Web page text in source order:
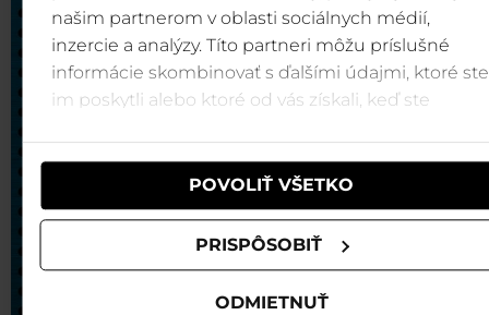
našim partnerom v oblasti sociálnych médií,
inzercie a analýzy. Títo partneri môžu príslušné
informácie skombinovať s ďalšími údajmi, ktoré ste
im poskytli alebo ktoré od vás získali, keď ste
POVOLIŤ VŠETKO
PRISPÔSOBIŤ
ODMIETNUŤ